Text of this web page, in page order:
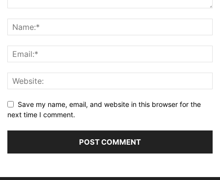
Save my name, email, and website in this browser for the
next time I comment.